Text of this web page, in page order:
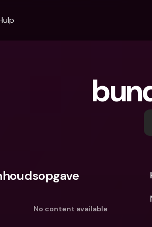
No content available